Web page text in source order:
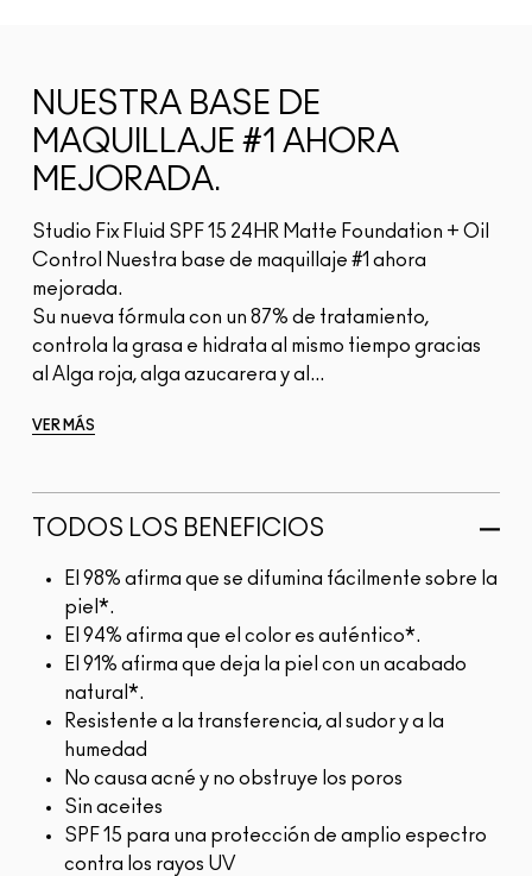
NUESTRA BASE DE
MAQUILLAJE #1 AHORA
MEJORADA.
Studio Fix Fluid SPF 15 24HR Matte Foundation + Oil
Control Nuestra base de maquillaje #1 ahora
mejorada.
Su nueva fórmula con un 87% de tratamiento,
controla la grasa e hidrata al mismo tiempo gracias
al Alga roja, alga azucarera y al...
VER MÁS
TODOS LOS BENEFICIOS
El 98% afirma que se difumina fácilmente sobre la
piel*.
El 94% afirma que el color es auténtico*.
El 91% afirma que deja la piel con un acabado
natural*.
Resistente a la transferencia, al sudor y a la
humedad
No causa acné y no obstruye los poros
Sin aceites
SPF 15 para una protección de amplio espectro
contra los rayos UV